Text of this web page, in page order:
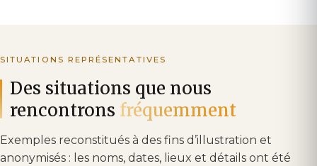
SITUATIONS REPRÉSENTATIVES
Des situations que nous
rencontrons fréquemment
Exemples reconstitués à des fins d’illustration et
anonymisés : les noms, dates, lieux et détails ont été